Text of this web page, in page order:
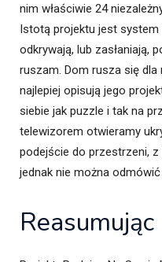
nim właściwie 24
Istotą projektu jest
odkrywają, lub zasłaniają,
ruszam. Dom rusza się dla
najlepiej opisują jego
siebie jak puzzle i tak na
telewizorem otwieramy
podejście do przestrzeni,
jednak nie można
Reasumując